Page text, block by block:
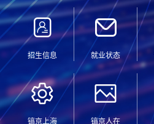
招生信息 就业状态
镐京上海
镐京人在